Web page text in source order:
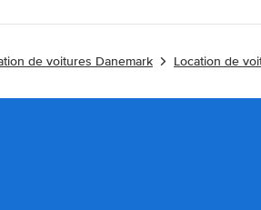
de voitures Danemark Location de